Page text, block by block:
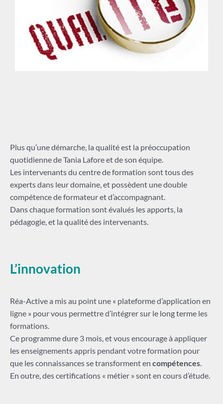
Plus qu’une démarche, la qualité est la préoccupation
quotidienne de Tania Lafore et de son équipe.
Les intervenants du centre de formation sont tous des
experts dans leur domaine, et possèdent une double
compétence de formateur et d’accompagnant.
Dans chaque formation sont évalués les apports, la
pédagogie, et la qualité des intervenants.
L’innovation
Réa-Active a mis au point une « plateforme d’application en
ligne » pour vous permettre d’intégrer sur le long terme les
formations.
Ce programme dure 3 mois, et vous encourage à appliquer
les enseignements appris pendant votre formation pour
que les connaissances se transforment en compétences.
En outre, des certifications « métier » sont en cours d’étude.